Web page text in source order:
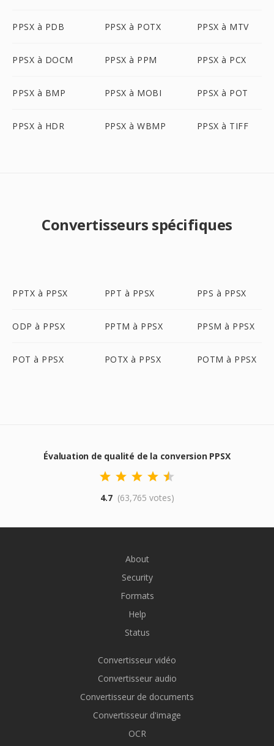
PPSX à PDB PPSX à POTX PPSX à MTV
PPSX à DOCM PPSX à PPM PPSX à PCX
PPSX à BMP PPSX à MOBI PPSX à POT
PPSX à HDR PPSX à WBMP PPSX à TIFF
Convertisseurs spécifiques
PPTX à PPSX PPT à PPSX PPS à PPSX
ODP à PPSX PPTM à PPSX PPSM à PPSX
POT à PPSX POTX à PPSX POTM à PPSX
Évaluation de qualité de la conversion PPSX
4.7 (63,765 votes)
About
Security
Formats
Help
Status
Convertisseur vidéo
Convertisseur audio
Convertisseur de documents
Convertisseur d'image
OCR